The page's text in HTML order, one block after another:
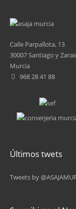
Calle Parpallota, 13
30007 Santiago y
Murcia
968 28 41 88
Últimos twets
Tweets by